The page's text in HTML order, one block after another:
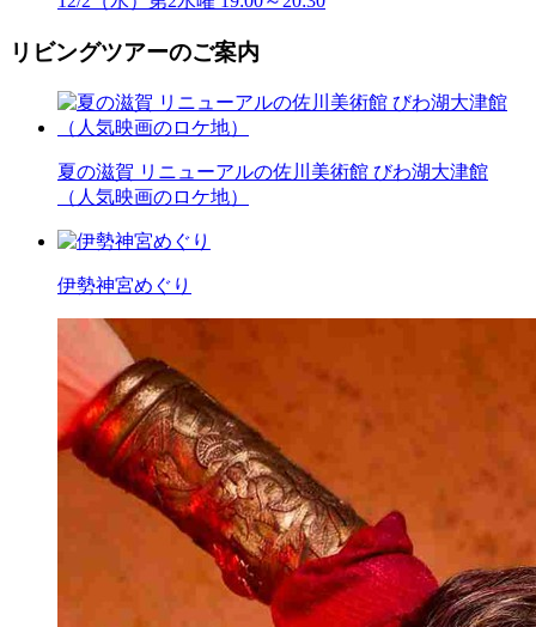
リビングツアーのご案内
夏の滋賀 リニューアルの佐川美術館 びわ湖大津館
（人気映画のロケ地）
伊勢神宮めぐり